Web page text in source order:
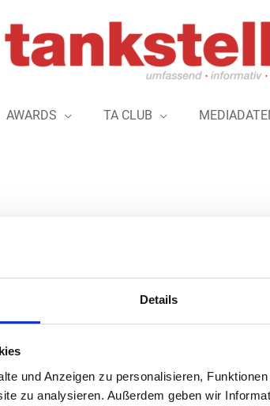
Details
und Anzeigen zu personalisieren,
zu analysieren. Außerdem geben wir
AWARDS TA CLUB
zum Uniti expo Stand
Der mittelständische
breites Spektrum
Sortimente aus der Rubrik